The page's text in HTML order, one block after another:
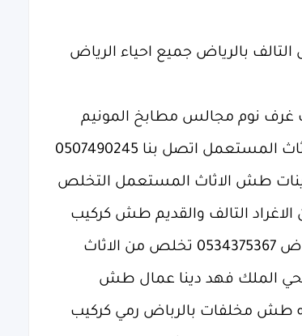
بالرياض جميع احياء الرياض
نوم مجالس مطابخ المونيم
اتصل بنا 0507490245
طش الاثاث المستعمل التخلص
الاغراد التالف والقديم طش كركيب
تنظيف بيتك طش الاثاث المستعمل بالرياض 0534375367 تخلص من الاثاث
الملك فهد دينا عمال طش
طش مخلفات بالرباض رمي كركيب